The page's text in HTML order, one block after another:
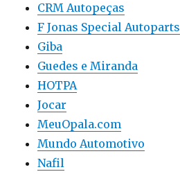
CRM Autopeças
F Jonas Special Autoparts
Giba
Guedes e Miranda
HOTPA
Jocar
MeuOpala.com
Mundo Automotivo
Nafil